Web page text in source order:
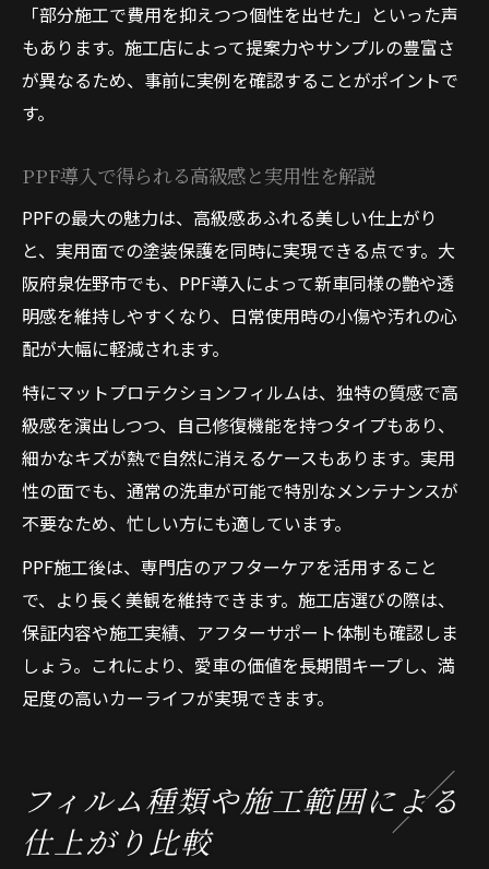
「部分施工で費用を抑えつつ個性を出せた」といった声
もあります。施工店によって提案力やサンプルの豊富さ
が異なるため、事前に実例を確認することがポイントで
す。
PPF導入で得られる高級感と実用性を解説
PPFの最大の魅力は、高級感あふれる美しい仕上がり
と、実用面での塗装保護を同時に実現できる点です。大
阪府泉佐野市でも、PPF導入によって新車同様の艶や透
明感を維持しやすくなり、日常使用時の小傷や汚れの心
配が大幅に軽減されます。
特にマットプロテクションフィルムは、独特の質感で高
級感を演出しつつ、自己修復機能を持つタイプもあり、
細かなキズが熱で自然に消えるケースもあります。実用
性の面でも、通常の洗車が可能で特別なメンテナンスが
不要なため、忙しい方にも適しています。
PPF施工後は、専門店のアフターケアを活用すること
で、より長く美観を維持できます。施工店選びの際は、
保証内容や施工実績、アフターサポート体制も確認しま
しょう。これにより、愛車の価値を長期間キープし、満
足度の高いカーライフが実現できます。
フィルム種類や施工範囲による
仕上がり比較